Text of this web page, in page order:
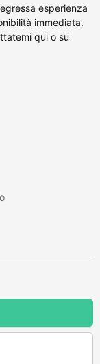
esperienza
immediata.
qui o su